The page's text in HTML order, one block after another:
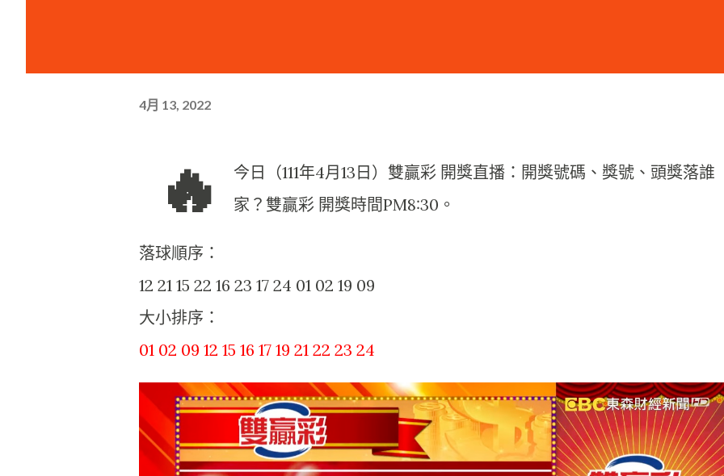
4月 13, 2022
🔥
今日（111年4月13日）雙贏彩 開獎直播：開獎號碼、獎號、頭獎落誰
家？雙贏彩 開獎時間PM8:30。
落球順序：
12 21 15 22 16 23 17 24 01 02 19 09
大小排序：
01 02 09 12 15 16 17 19 21 22 23 24